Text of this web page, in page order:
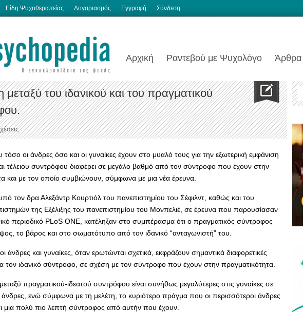
Είδη Ψυχοθεραπείας Λογαριασμός Εγγραφή Σύνδεση
Αρχική Ραντεβού με Ψυχολόγο
του ιδανικού και του πραγματικού
τόσο οι άνδρες όσο και οι γυναίκες έχουν στο μυαλό τους για την εξωτερική εμφάνιση
τέλειου συντρόφου διαφέρει σε μεγάλο βαθμό από τον σύντροφο που έχουν στην
και με τον οποίο συμβιώνουν, σύμφωνα με μια νέα έρευνα.
τον δρα Αλεξάντρ Κουρτιόλ του πανεπιστημίου του Σέφιλντ, καθώς και του
της Εξέλιξης του πανεπιστημίου του Μονπελιέ, σε έρευνα που παρουσίασαν
περιοδικό PLoS ONE, κατέληξαν στο συμπέρασμα ότι ο πραγματικός σύντροφος
το βάρος και στο σωματότυπο από τον ιδανικό “ανταγωνιστή” του.
άνδρες και γυναίκες, όταν ερωτώνται σχετικά, εκφράζουν σημαντικά διαφορετικές
τον ιδανικό σύντροφο, σε σχέση με τον σύντροφο που έχουν στην πραγματικότητα.
πραγματικού-ιδεατού συντρόφου είναι συνήθως μεγαλύτερες στις γυναίκες σε
ενώ σύμφωνα με τη μελέτη, το κυριότερο πράγμα που οι περισσότεροι άνδρες
μια πολύ πιο λεπτή σύντροφος από αυτήν που έχουν.